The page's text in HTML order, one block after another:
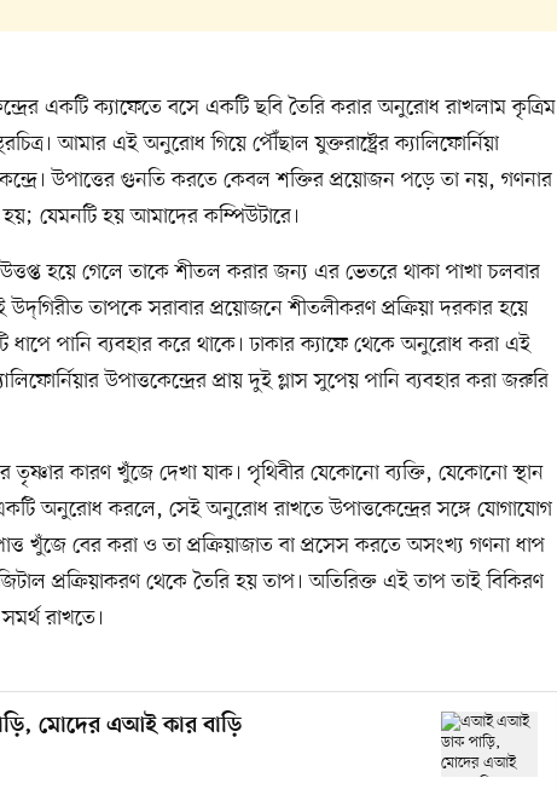
একটি ক্যাফেতে বসে একটি ছবি তৈরি করার অনুরোধ রাখলাম কৃত্রিম
আমার এই অনুরোধ গিয়ে পৌঁছাল যুক্তরাষ্ট্রের ক্যালিফোর্নিয়া
উপাত্তের গুনতি করতে কেবল শক্তির প্রয়োজন পড়ে তা নয়, গণনার
যেমনটি হয় আমাদের কম্পিউটারে।
হয়ে গেলে তাকে শীতল করার জন্য এর ভেতরে থাকা পাখা চলবার
তাপকে সরাবার প্রয়োজনে শীতলীকরণ প্রক্রিয়া দরকার হয়ে
ধাপে পানি ব্যবহার করে থাকে। ঢাকার ক্যাফে থেকে অনুরোধ করা এই
উপাত্তকেন্দ্রের প্রায় দুই গ্লাস সুপেয় পানি ব্যবহার করা জরুরি
তৃষ্ণার কারণ খুঁজে দেখা যাক। পৃথিবীর যেকোনো ব্যক্তি, যেকোনো স্থান
একটি অনুরোধ করলে, সেই অনুরোধ রাখতে উপাত্তকেন্দ্রের সঙ্গে যোগাযোগ
খুঁজে বের করা ও তা প্রক্রিয়াজাত বা প্রসেস করতে অসংখ্য গণনা ধাপ
প্রক্রিয়াকরণ থেকে তৈরি হয় তাপ। অতিরিক্ত এই তাপ তাই বিকিরণ
রাখতে।
মোদের এআই কার বাড়ি